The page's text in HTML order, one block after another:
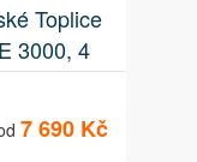
Toplice
3000, 4
a klid
7 690 Kč